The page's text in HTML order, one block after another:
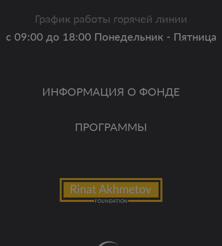
ИНФОРМАЦИЯ О ФОНДЕ
ПРОГРАММЫ
График работы горячей линии
с 09:00 до 18:00 Понедельник - Пятница